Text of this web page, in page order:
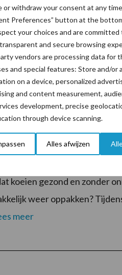
or withdraw your consent at any
Preferences” button at the
your choices and are committed
and secure browsing
vendors are processing data for
and special features: Store and/or
on a device, personalized
and content measurement,
development, precise
through device scanning.
Alles afwijzen
kansen
impact Je melkrobot
activiteit,
op de
koeien gezond en zonder
weer oppakken?
meer